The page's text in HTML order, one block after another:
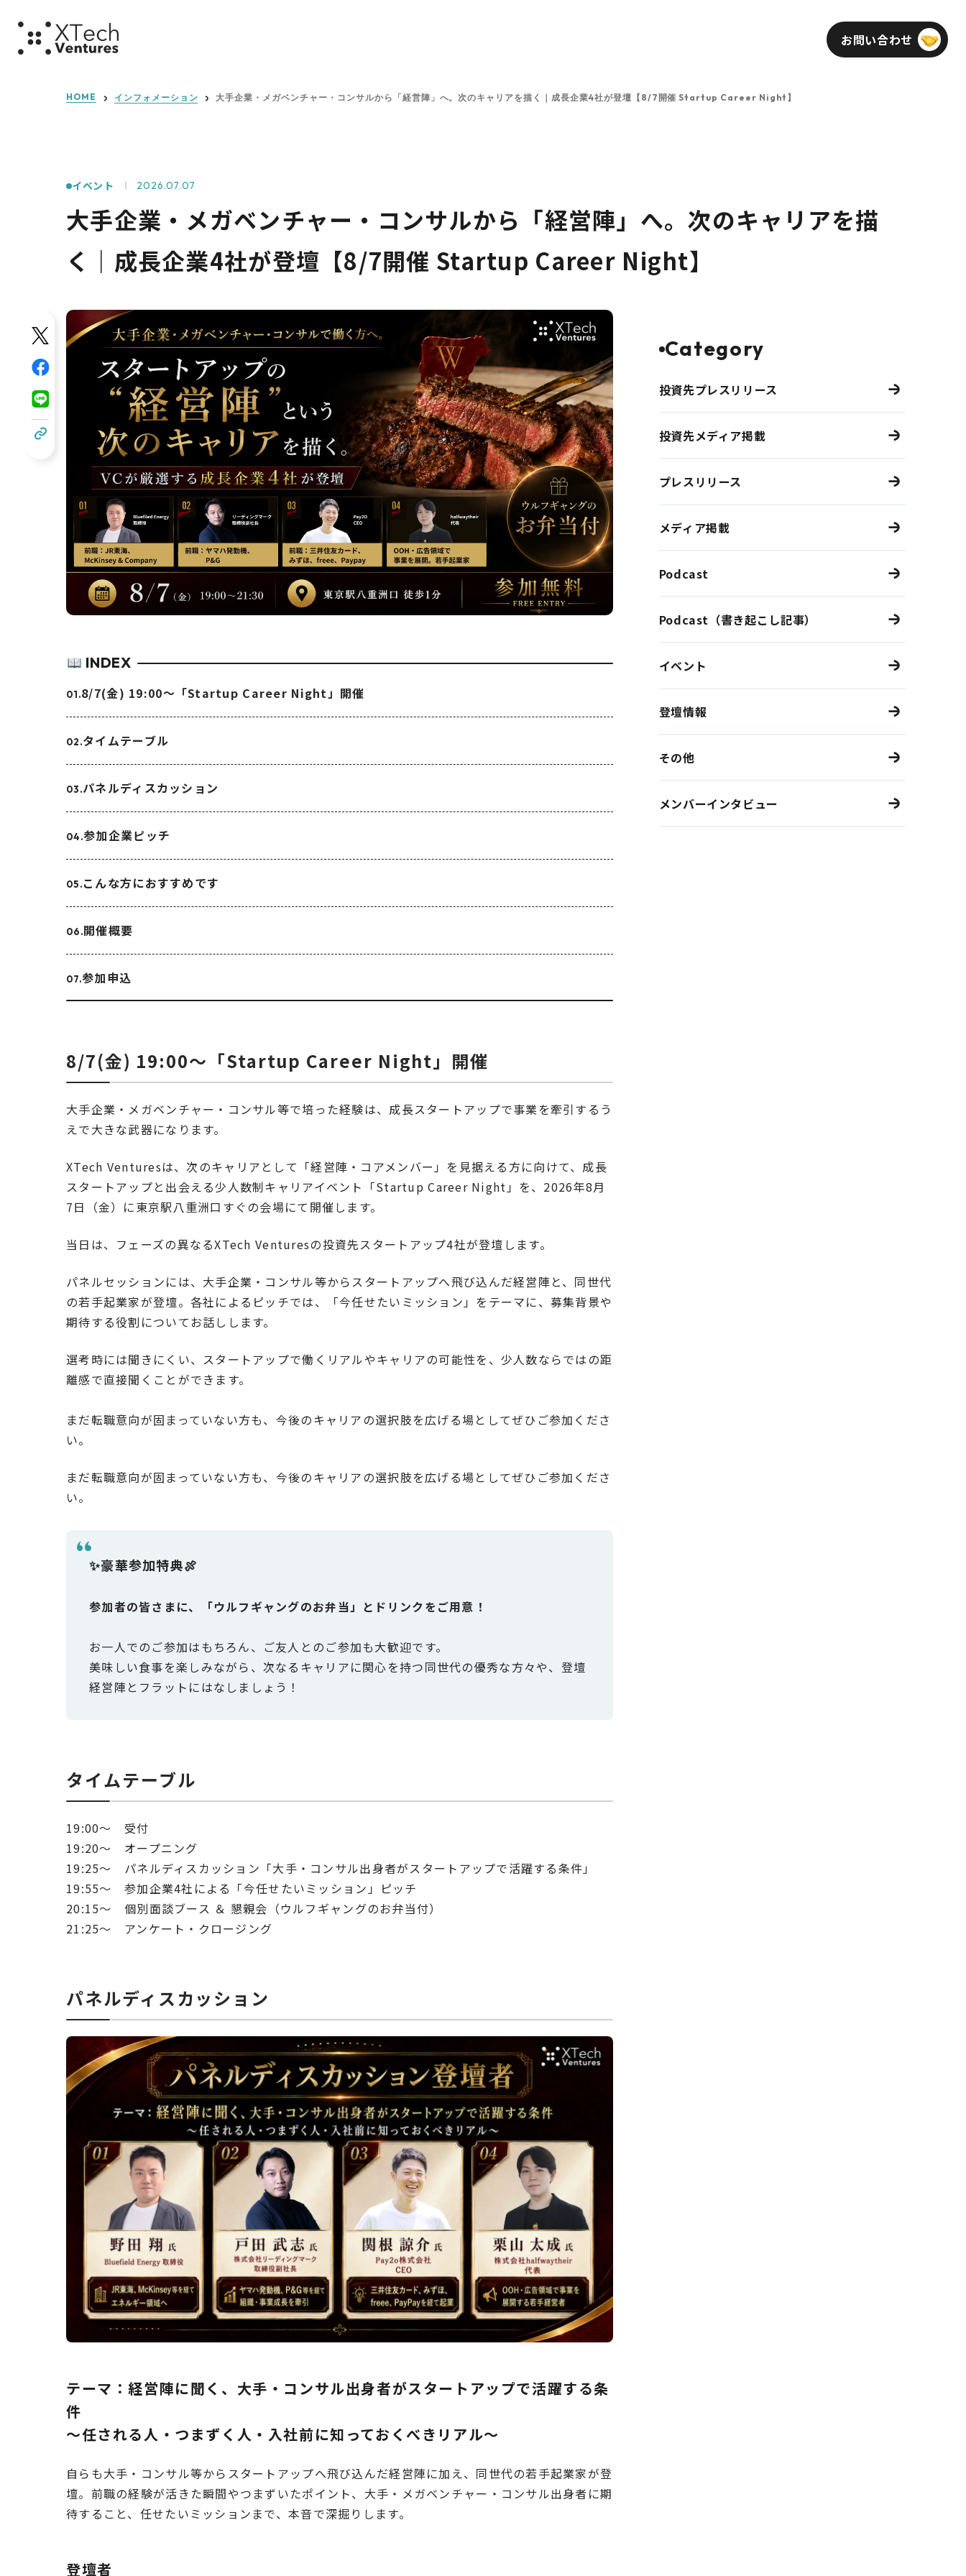
お問い合わせ
HOME インフォメーション 大手企業・メガベンチャー・コンサルから「経営陣」へ。次のキャリアを描く｜成長企業4社が登壇【8/7開催 Startup Career Night】
イベント 2026.07.07
大手企業・メガベンチャー・コンサルから「経営陣」へ。次のキャリアを描
く｜成長企業4社が登壇【8/7開催 Startup Career Night】
INDEX
8/7(金) 19:00〜「Startup Career Night」開催
タイムテーブル
パネルディスカッション
参加企業ピッチ
こんな方におすすめです
開催概要
参加申込
8/7(金) 19:00〜「Startup Career Night」開催
大手企業・メガベンチャー・コンサル等で培った経験は、成長スタートアップで事業を牽引するう
えで大きな武器になります。
XTech Venturesは、次のキャリアとして「経営陣・コアメンバー」を見据える方に向けて、成長
スタートアップと出会える少人数制キャリアイベント「Startup Career Night」を、2026年8月
7日（金）に東京駅八重洲口すぐの会場にて開催します。
当日は、フェーズの異なるXTech Venturesの投資先スタートアップ4社が登壇します。
パネルセッションには、大手企業・コンサル等からスタートアップへ飛び込んだ経営陣と、同世代
の若手起業家が登壇。各社によるピッチでは、「今任せたいミッション」をテーマに、募集背景や
期待する役割についてお話しします。
選考時には聞きにくい、スタートアップで働くリアルやキャリアの可能性を、少人数ならではの距
離感で直接聞くことができます。
まだ転職意向が固まっていない方も、今後のキャリアの選択肢を広げる場としてぜひご参加くださ
い。
まだ転職意向が固まっていない方も、今後のキャリアの選択肢を広げる場としてぜひご参加くださ
い。
✨豪華参加特典🍖
参加者の皆さまに、「ウルフギャングのお弁当」とドリンクをご用意！
お一人でのご参加はもちろん、ご友人とのご参加も大歓迎です。
美味しい食事を楽しみながら、次なるキャリアに関心を持つ同世代の優秀な方々や、登壇
経営陣とフラットにはなしましょう！
タイムテーブル
19:00〜
受付
19:20〜 オープニング
19:25〜 パネルディスカッション「大手・コンサル出身者がスタートアップで活躍する条件」
19:55〜 参加企業4社による「今任せたいミッション」ピッチ
20:15〜 個別面談ブース ＆ 懇親会（ウルフギャングのお弁当付）
21:25〜 アンケート・クロージング
パネルディスカッション
テーマ：経営陣に聞く、大手・コンサル出身者がスタートアップで活躍する条
件
〜任される人・つまずく人・入社前に知っておくべきリアル〜
自らも大手・コンサル等からスタートアップへ飛び込んだ経営陣に加え、同世代の若手起業家が登
壇。前職の経験が活きた瞬間やつまずいたポイント、大手・メガベンチャー・コンサル出身者に期
待すること、任せたいミッションまで、本音で深掘りします。
登壇者
Category
投資先プレスリリース
投資先メディア掲載
プレスリリース
メディア掲載
Podcast
Podcast（書き起こし記事）
イベント
登壇情報
その他
メンバーインタビュー